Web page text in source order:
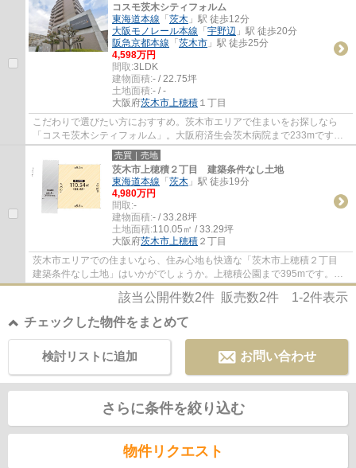
コスモ茨木シティフォルム
東海道本線 「 茨木 」駅 徒歩12分
大阪モノレール本線 「 宇野辺 」駅 徒歩20分
阪急京都本線 「 茨木市 」駅 徒歩25分
4,598万円
間取:3LDK
建物面積:- / 22.75坪
土地面積:- / -
大阪府茨木市上穂積 １丁目
こだわりで選びたい方におすすめ。茨木市エリアで住まいをお探しなら
「コスモ茨木シティフォルム」。大阪府済生会茨木病院まで233mです。
家から439mの場所に茨木中穂積郵便局がありま...
売買｜売地
茨木市上穂積２丁目 建築条件なし土地
東海道本線 「 茨木 」駅 徒歩19分
4,980万円
間取:-
建物面積:- / 33.28坪
土地面積:110.05㎡ / 33.29坪
大阪府茨木市上穂積 ２丁目
茨木市エリアでの住まいなら、住み心地も快適な「茨木市上穂積２丁目
建築条件なし土地」はいかがでしょうか。上穂積公園まで395mです。建
築条件無しの土地ですので、自由度が高いで...
該当公開件数2件 販売数2件 1-2件表示
チェックした物件をまとめて
お問い合わせ
検討リストに追加
さらに条件を絞り込む
物件リクエスト